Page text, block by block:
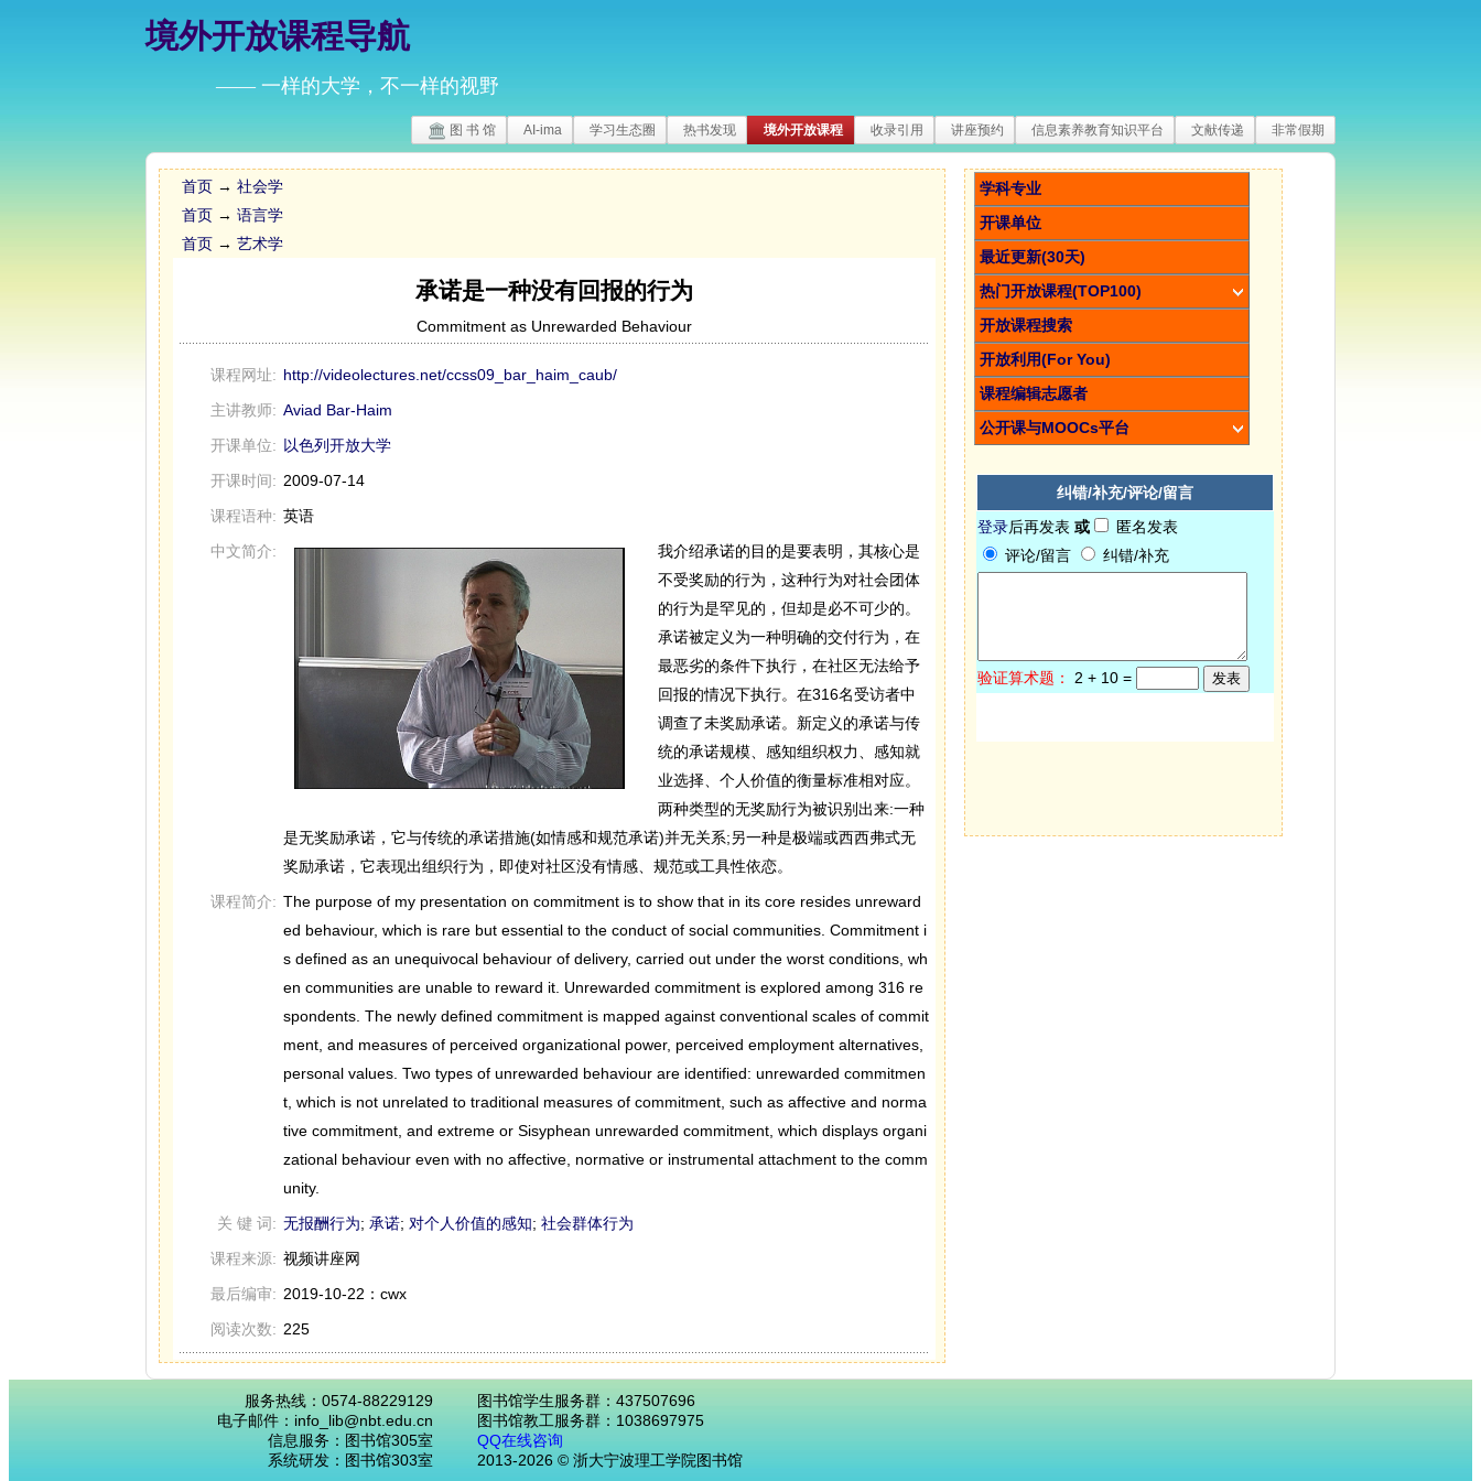
境外开放课程导航
—— 一样的大学，不一样的视野
图 书 馆 AI-ima 学习生态圈 热书发现 境外开放课程 收录引用 讲座预约 信息素养教育知识平台 文献传递 非常假期
首页 → 社会学
首页 → 语言学
首页 → 艺术学
承诺是一种没有回报的行为
Commitment as Unrewarded Behaviour
课程网址: http://videolectures.net/ccss09_bar_haim_caub/
主讲教师: Aviad Bar-Haim
开课单位: 以色列开放大学
开课时间: 2009-07-14
课程语种: 英语
中文简介:
我介绍承诺的目的是要表明，其核心是
不受奖励的行为，这种行为对社会团体
的行为是罕见的，但却是必不可少的。
承诺被定义为一种明确的交付行为，在
最恶劣的条件下执行，在社区无法给予
回报的情况下执行。在316名受访者中
调查了未奖励承诺。新定义的承诺与传
统的承诺规模、感知组织权力、感知就
业选择、个人价值的衡量标准相对应。
两种类型的无奖励行为被识别出来:一种
是无奖励承诺，它与传统的承诺措施(如情感和规范承诺)并无关系;另一种是极端或西西弗式无
奖励承诺，它表现出组织行为，即使对社区没有情感、规范或工具性依恋。
课程简介: The purpose of my presentation on commitment is to show that in its core resides unreward
ed behaviour, which is rare but essential to the conduct of social communities. Commitment i
s defined as an unequivocal behaviour of delivery, carried out under the worst conditions, wh
en communities are unable to reward it. Unrewarded commitment is explored among 316 re
spondents. The newly defined commitment is mapped against conventional scales of commit
ment, and measures of perceived organizational power, perceived employment alternatives,
personal values. Two types of unrewarded behaviour are identified: unrewarded commitmen
t, which is not unrelated to traditional measures of commitment, such as affective and norma
tive commitment, and extreme or Sisyphean unrewarded commitment, which displays organi
zational behaviour even with no affective, normative or instrumental attachment to the comm
unity.
关 键 词: 无报酬行为; 承诺; 对个人价值的感知; 社会群体行为
课程来源: 视频讲座网
最后编审: 2019-10-22：cwx
阅读次数: 225
学科专业
开课单位
最近更新(30天)
热门开放课程(TOP100)
开放课程搜索
开放利用(For You)
课程编辑志愿者
公开课与MOOCs平台
纠错/补充/评论/留言
登录后再发表或
匿名发表
评论/留言
纠错/补充
验证算术题： 2 + 10 =
服务热线：0574-88229129
电子邮件：info_lib@nbt.edu.cn
信息服务：图书馆305室
系统研发：图书馆303室
图书馆学生服务群：437507696
图书馆教工服务群：1038697975
QQ在线咨询
2013-2026 © 浙大宁波理工学院图书馆